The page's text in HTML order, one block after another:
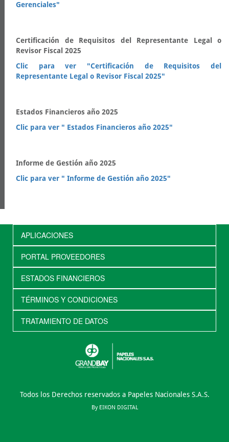
Gerenciales"
Certificación de Requisitos del Representante Legal o
Revisor Fiscal 2025
Clic para ver "Certificación de Requisitos del
Representante Legal o Revisor Fiscal 2025"
Estados Financieros año 2025
Clic para ver " Estados Financieros año 2025"
Informe de Gestión año 2025
Clic para ver " Informe de Gestión año 2025"
APLICACIONES
PORTAL PROVEEDORES
ESTADOS FINANCIEROS
TÉRMINOS Y CONDICIONES
TRATAMIENTO DE DATOS
Todos los Derechos reservados a Papeles Nacionales S.A.S.
By EIKON DIGITAL